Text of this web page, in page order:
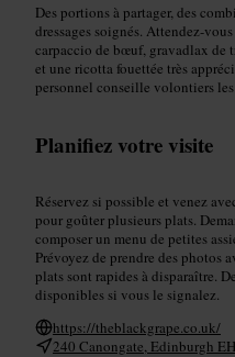
Des portions à partager, des
dressages soignés. Attendez-
carpaccio de bœuf, gravadlax de
et une ricotta fouettée très
personnel conseille volontiers
Planifiez votre visite
Réservez si possible et venez
pour goûter plusieurs plats.
composer un menu de petites
Prévoyez de prendre des photos
plats sont rapides à disparaître.
disponibles si vous le signalez.
https://theblackgrape.co.uk/
240 Canongate, Edinburgh